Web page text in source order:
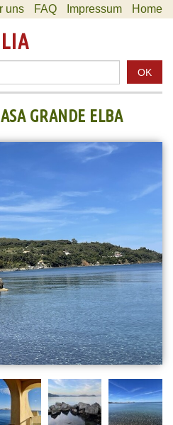
uns FAQ Impressum Home
OK
GRANDE ELBA